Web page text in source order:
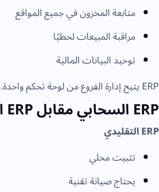
متابعة المخزون في جميع المواقع
مراقبة المبيعات لحظيًا
توحيد البيانات المالية
ERP يتيح إدارة الفروع من لوحة تحكم واحدة.
ERP السحابي مقابل ERP التقليدي
ERP التقليدي
تثبيت محلي
يحتاج صيانة تقنية